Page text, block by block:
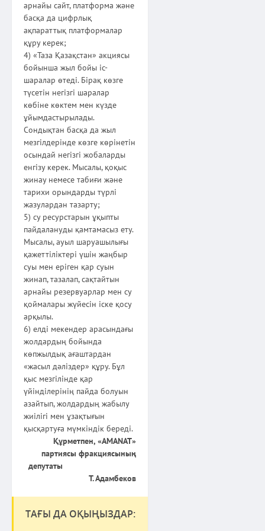
арнайы сайт, платформа және
басқа да цифрлық
ақпараттық платформалар
құру керек;
4) «Таза Қазақстан» акциясы
бойынша жыл бойы іс-
шаралар өтеді. Бірақ көзге
түсетін негізгі шаралар
көбіне көктем мен күзде
ұйымдастырылады.
Сондықтан басқа да жыл
мезгілдерінде көзге көрінетін
осындай негізгі жобаларды
енгізу керек. Мысалы, қоқыс
жинау немесе табиғи және
тарихи орындарды түрлі
жазулардан тазарту;
5) су ресурстарын ұқыпты
пайдалануды қамтамасыз ету.
Мысалы, ауыл шаруашылығы
қажеттіліктері үшін жаңбыр
суы мен еріген қар суын
жинап, тазалап, сақтайтын
арнайы резервуарлар мен су
қоймалары жүйесін іске қосу
арқылы.
6) елді мекендер арасындағы
жолдардың бойында
көпжылдық ағаштардан
«жасыл дәліздер» құру. Бұл
қыс мезгілінде қар
үйінділерінің пайда болуын
азайтып, жолдардың жабылу
жиілігі мен ұзақтығын
қысқартуға мүмкіндік береді.
Құрметпен, «AMANAT»
партиясы фракциясының
депутаты
Т. Адамбеков
ТАҒЫ ДА ОҚЫҢЫЗДАР: